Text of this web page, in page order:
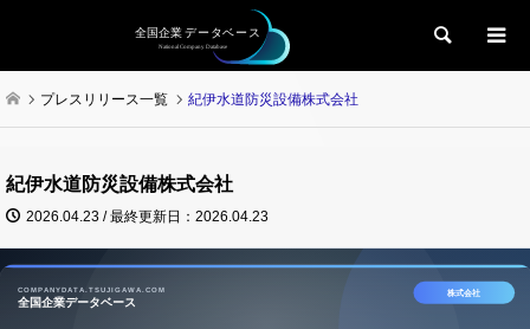
検索
プレスリリース一覧 紀伊水道防災設備株式会社
紀伊水道防災設備株式会社
2026.04.23 / 最終更新日：2026.04.23